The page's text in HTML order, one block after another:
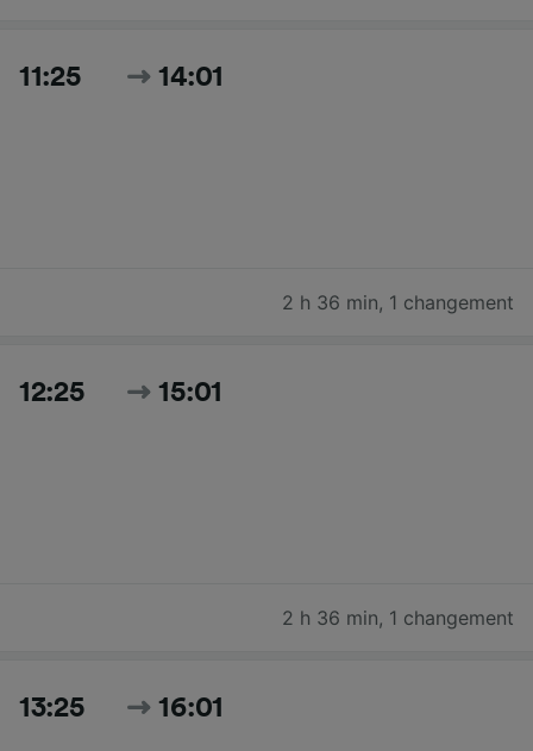
11:25 14:01
2 h 36 min, 1 changement
12:25 15:01
2 h 36 min, 1 changement
13:25 16:01